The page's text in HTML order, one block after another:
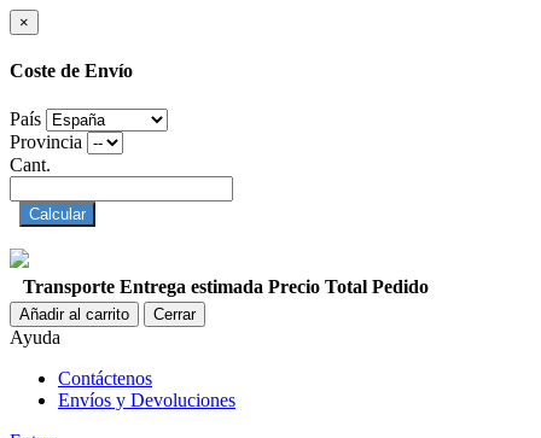
×
Coste de Envío
País
Provincia
Cant.
Calcular
Transporte Entrega estimada Precio Total Pedido
Añadir al carrito Cerrar
Ayuda
Contáctenos
Envíos y Devoluciones